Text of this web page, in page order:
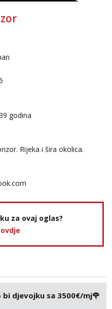
godina
Rijeka i šira okolica.
za ovaj oglas?
ovdje
bi djevojku sa 3500€/mj🌹